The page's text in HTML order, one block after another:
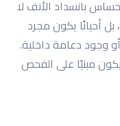
بانسداد الأنف لا
أحيانًا يكون مجرد
وجود دعامة داخلية.
مبنيًا على الفحص